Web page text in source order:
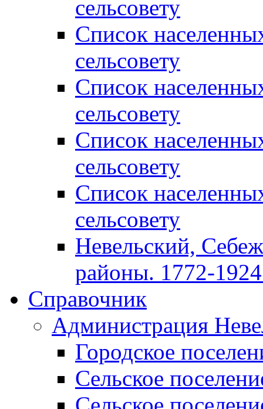
сельсовету
Список
сельсовету
Список
сельсовету
Список
сельсовету
Список
сельсовету
Невельский,
районы. 1772-1924
Справочник
Администрация
Городское
Сельское